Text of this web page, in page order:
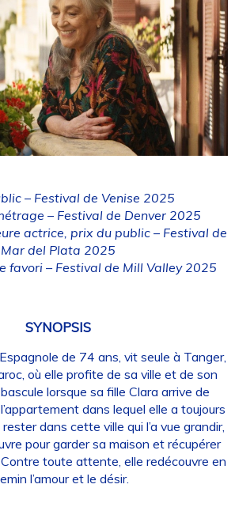
– Festival de Venise 2025
– Festival de Denver 2025
actrice, prix du public – Festival de
Mar del Plata 2025
favori – Festival de Mill Valley 2025
SYNOPSIS
de 74 ans, vit seule à Tanger,
où elle profite de sa ville et de son
lorsque sa fille Clara arrive de
dans lequel elle a toujours
dans cette ville qui l’a vue grandir,
pour garder sa maison et récupérer
Contre toute attente, elle redécouvre en
l’amour et le désir.